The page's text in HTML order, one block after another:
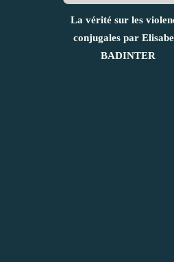
La vérité sur les
conjugales par
BADINTER